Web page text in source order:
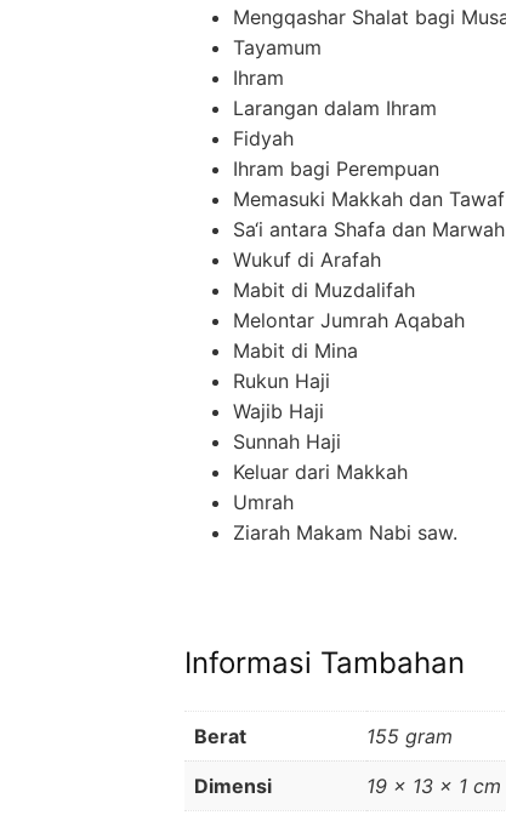
Mengqashar Shalat bagi
Tayamum
Ihram
Larangan dalam Ihram
Fidyah
Ihram bagi Perempuan
Memasuki Makkah dan
Sa‘i antara Shafa dan Marwah
Wukuf di Arafah
Mabit di Muzdalifah
Melontar Jumrah Aqabah
Mabit di Mina
Rukun Haji
Wajib Haji
Sunnah Haji
Keluar dari Makkah
Umrah
Ziarah Makam Nabi saw.
Informasi Tambahan
Berat 155 gram
Dimensi 19 × 13 × 1 cm